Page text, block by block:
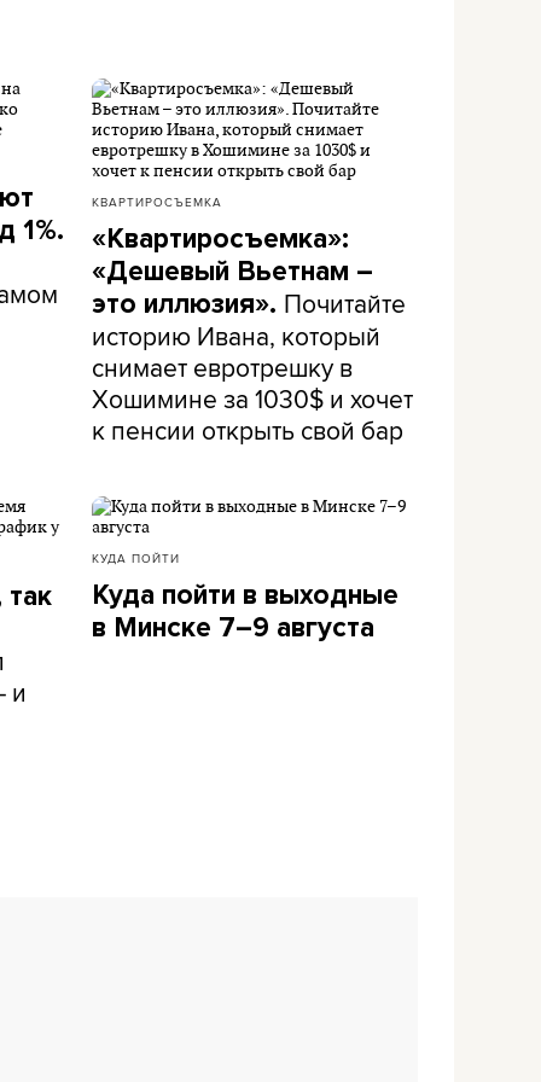
1%.
КВАРТИРОСЪЕМКА
«Квартиросъемка»:
«Дешевый Вьетнам –
это иллюзия». Почитайте
историю Ивана, который
снимает евротрешку в
Хошимине за 1030$ и хочет
к пенсии открыть свой бар
и
КУДА ПОЙТИ
Куда пойти в выходные
в Минске 7–9 августа